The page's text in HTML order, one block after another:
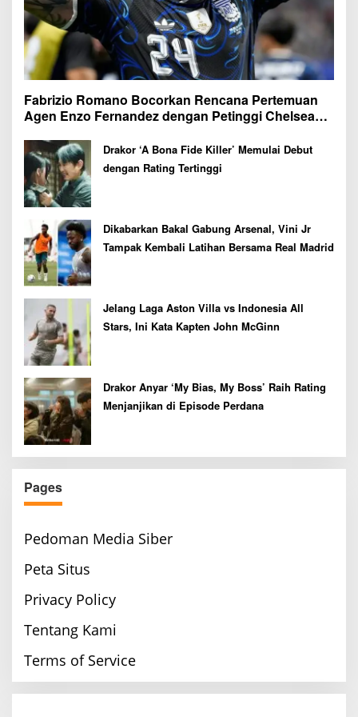
Fabrizio Romano Bocorkan Rencana Pertemuan
Agen Enzo Fernandez dengan Petinggi Chelsea
Drakor ‘A Bona Fide Killer’ Memulai Debut
dengan Rating Tertinggi
Dikabarkan Bakal Gabung Arsenal, Vini Jr
Tampak Kembali Latihan Bersama Real Madrid
Jelang Laga Aston Villa vs Indonesia All
Stars, Ini Kata Kapten John McGinn
Drakor Anyar ‘My Bias, My Boss’ Raih Rating
Menjanjikan di Episode Perdana
Pages
Pedoman Media Siber
Peta Situs
Privacy Policy
Tentang Kami
Terms of Service